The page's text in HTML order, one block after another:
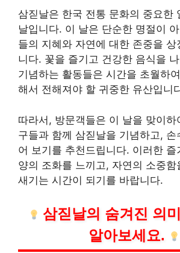
삼짇날은 한국 전통 문화의 중요한
날입니다. 이 날은 단순한 명절이
들의 지혜와 자연에 대한 존중을 상
니다. 꽃을 즐기고 건강한 음식을
기념하는 활동들은 시간을 초월하
해서 전해져야 할 귀중한 유산입니
따라서, 방문객들은 이 날을 맞이하
구들과 함께 삼짇날을 기념하고, 손
어 보기를 추천드립니다. 이러한 즐
양의 조화를 느끼고, 자연의 소중함
새기는 시간이 되기를 바랍니다.
삼짇날의 숨겨진 의
알아보세요.